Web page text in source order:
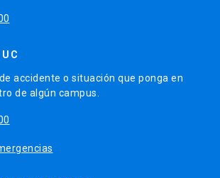
accidente o situación que ponga en
de algún campus.